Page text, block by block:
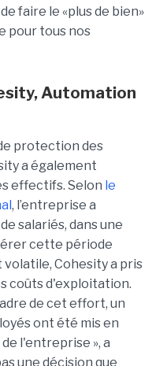
faire le «plus de bien»
pour tous nos
Automation
protection des
a également
effectifs. Selon le
, l’entreprise a
salariés, dans une
cette période
Cohesity a pris
coûts d'exploitation.
de cet effort, un
ont été mis en
l'entreprise », a
une décision que